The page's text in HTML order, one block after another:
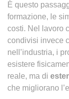
È questo
formazione, le
costi. Nel lavoro
condivisi invece
nell’industria, i
esistere
reale, ma di
che migliorano